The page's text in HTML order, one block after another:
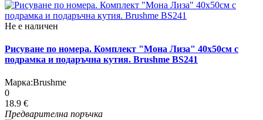
Не е наличен
Рисуване по номера. Комплект "Мона Лиза" 40х50см с
подрамка и подаръчна кутия. Brushme BS241
Марка:Brushme
0
18.9 €
Предварителна поръчка